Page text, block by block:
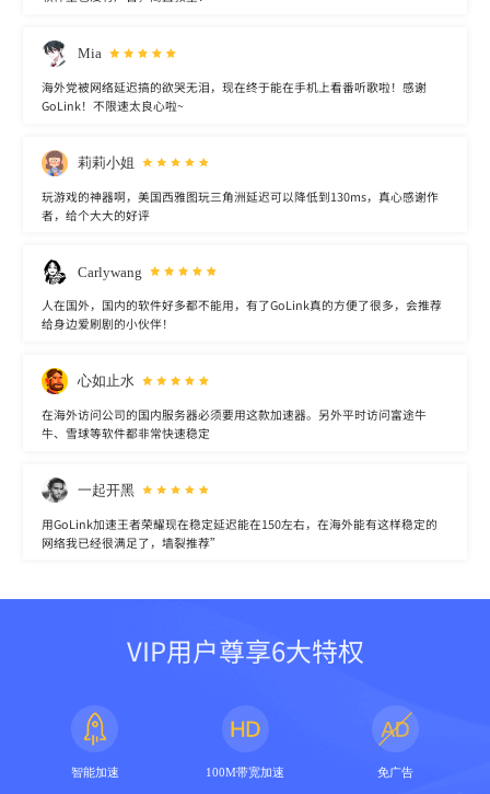
Mia
海外党被网络延迟搞的欲哭无泪，现在终于能在手机上看番听歌啦！感谢
GoLink！不限速太良心啦~
莉莉小姐
玩游戏的神器啊，美国西雅图玩三角洲延迟可以降低到130ms，真心感谢作
者，给个大大的好评
Carlywang
人在国外，国内的软件好多都不能用，有了GoLink真的方便了很多，会推荐
给身边爱刷剧的小伙伴！
心如止水
在海外访问公司的国内服务器必须要用这款加速器。另外平时访问富途牛
牛、雪球等软件都非常快速稳定
一起开黑
用GoLink加速王者荣耀现在稳定延迟能在150左右，在海外能有这样稳定的
网络我已经很满足了，墙裂推荐”
VIP用户尊享6大特权
智能加速 100M带宽加速 免广告